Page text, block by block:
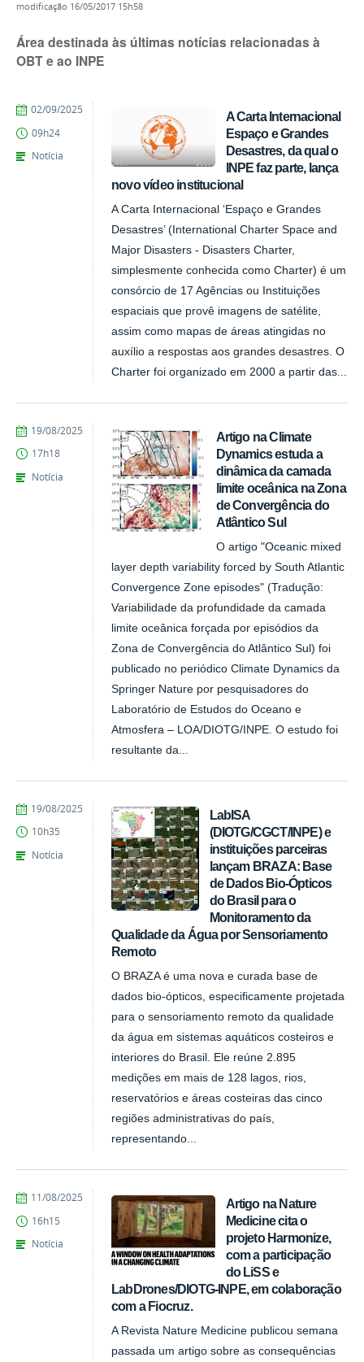
modificação 16/05/2017 15h58
Área destinada às últimas notícias relacionadas à
OBT e ao INPE
A Carta Internacional
Espaço e Grandes
Desastres, da qual o
INPE faz parte, lança
novo vídeo institucional
A Carta Internacional ‘Espaço e Grandes
Desastres’ (International Charter Space and
Major Disasters - Disasters Charter,
simplesmente conhecida como Charter) é um
consórcio de 17 Agências ou Instituições
espaciais que provê imagens de satélite,
assim como mapas de áreas atingidas no
auxílio a respostas aos grandes desastres. O
Charter foi organizado em 2000 a partir das...
publicado
02/09/2025
09h24
Notícia
Artigo na Climate
Dynamics estuda a
dinâmica da camada
limite oceânica na Zona
de Convergência do
Atlântico Sul
O artigo "Oceanic mixed
layer depth variability forced by South Atlantic
Convergence Zone episodes" (Tradução:
Variabilidade da profundidade da camada
limite oceânica forçada por episódios da
Zona de Convergência do Atlântico Sul) foi
publicado no periódico Climate Dynamics da
Springer Nature por pesquisadores do
Laboratório de Estudos do Oceano e
Atmosfera – LOA/DIOTG/INPE. O estudo foi
resultante da...
publicado
19/08/2025
17h18
Notícia
LabISA
(DIOTG/CGCT/INPE) e
instituições parceiras
lançam BRAZA: Base
de Dados Bio-Ópticos
do Brasil para o
Monitoramento da
Qualidade da Água por Sensoriamento
Remoto
O BRAZA é uma nova e curada base de
dados bio-ópticos, especificamente projetada
para o sensoriamento remoto da qualidade
da água em sistemas aquáticos costeiros e
interiores do Brasil. Ele reúne 2.895
medições em mais de 128 lagos, rios,
reservatórios e áreas costeiras das cinco
regiões administrativas do país,
representando...
publicado
19/08/2025
10h35
Notícia
Artigo na Nature
Medicine cita o
projeto Harmonize,
com a participação
do LiSS e
LabDrones/DIOTG-INPE, em colaboração
com a Fiocruz.
A Revista Nature Medicine publicou semana
passada um artigo sobre as consequências
publicado
11/08/2025
16h15
Notícia